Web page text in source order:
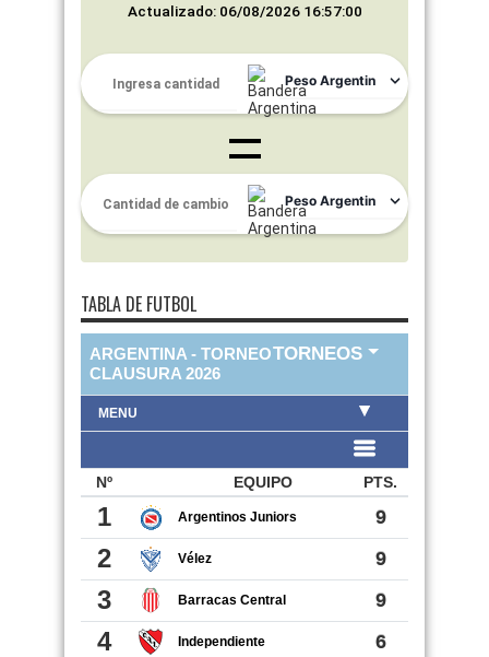
Actualizado: 06/08/2026 16:57:00
TABLA DE FUTBOL